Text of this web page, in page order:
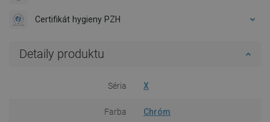
Certifikát hygieny PZH
Detaily produktu
Séria X
Farba Chróm